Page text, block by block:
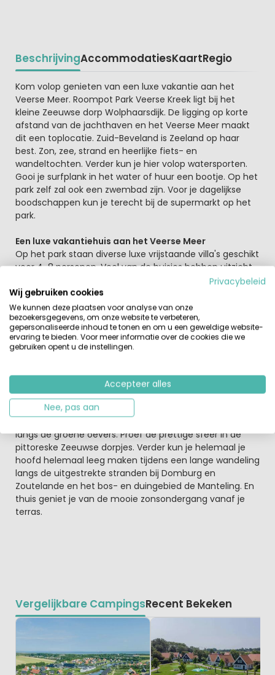
BeschrijvingAccommodatiesKaartRegio
Beschrijving
Kom volop genieten van een luxe vakantie aan het
Veerse Meer. Roompot Park Veerse Kreek ligt bij het
kleine Zeeuwse dorp Wolphaarsdijk. De ligging op korte
afstand van de jachthaven en het Veerse Meer maakt
dit een toplocatie. Zuid-Beveland is Zeeland op haar
best. Zon, zee, strand en heerlijke fiets- en
wandeltochten. Verder kun je hier volop watersporten.
Gooi je surfplank in het water of huur een bootje. Op het
park zelf zal ook een zwembad zijn. Voor je dagelijkse
boodschappen kun je terecht bij de supermarkt op het
park.
Een luxe vakantiehuis aan het Veerse Meer
Op het park staan diverse luxe vrijstaande villa's geschikt
voor 4-8 personen. Veel van de huisjes hebben uitzicht
op het water en sommige liggen zelfs aan het water.
Ook kun je je trouwe viervoeter meenemen, want er zijn
ook diverse huisjes geschikt voor een vakantie met
hond.
Op het park is een binnenbad waar je heerlijk kunt
zwemmen en spelen en spetteren.
Niet alleen het Veerse Meer waar je kunt zeilen, surfen en
zwemmen, maar ook de Zeeuwse gastvrijheid. Ontdek
het Veerse Meer en het afwisselende landschap. Fiets
langs de groene oevers. Proef de prettige sfeer in de
pittoreske Zeeuwse dorpjes. Verder kun je helemaal je
hoofd helemaal leeg maken tijdens een lange wandeling
langs de uitgestrekte stranden bij Domburg en
Zoutelande en het bos- en duingebied de Manteling. En
thuis geniet je van de mooie zonsondergang vanaf je
terras.
Vergelijkbare CampingsRecent Bekeken
Privacybeleid
Wij gebruiken cookies
We kunnen deze plaatsen voor analyse van onze
bezoekersgegevens, om onze website te verbeteren,
gepersonaliseerde inhoud te tonen en om u een geweldige website-
ervaring te bieden. Voor meer informatie over de cookies die we
gebruiken opent u de instellingen.
Accepteer alles
Nee, pas aan